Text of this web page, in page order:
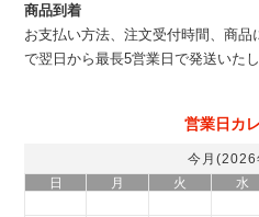
商品到着
お支払い方法、注文受付時間、商
で翌日から最長5営業日で発送いた
営業日カ
今月(2026
日
月 火 水